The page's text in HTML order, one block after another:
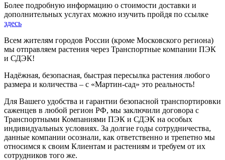
Более подробную информацию о стоимости доставки и
дополнительных услугах можно изучить пройдя по ссылке
здесь
Всем жителям городов России (кроме Московского региона)
мы отправляем растения через Транспортные компании ПЭК
и СДЭК!
Надёжная, безопасная, быстрая пересылка растения любого
размера и количества – с «Мартин-сад» это реальность!
Для Вашего удобства и гарантии безопасной транспортировки
саженцев в любой регион РФ, мы заключили договора с
Транспортными Компаниями ПЭК и СДЭК на особых
индивидуальных условиях. За долгие годы сотрудничества,
данные компании осознали, как ответственно и трепетно мы
относимся к своим Клиентам и растениям и требуем от их
сотрудников того же.